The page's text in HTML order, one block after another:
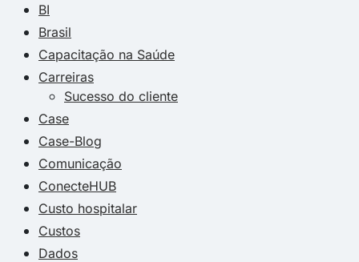
BI
Brasil
Capacitação na Saúde
Carreiras
Sucesso do cliente
Case
Case-Blog
Comunicação
ConecteHUB
Custo hospitalar
Custos
Dados